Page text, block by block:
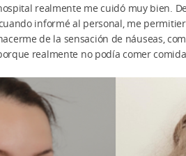
realmente me cuidó muy bien.
informé al personal, me
de la sensación de náuseas,
realmente no podía comer